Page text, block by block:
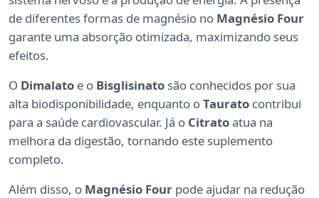
de diferentes formas de magnésio no Magnésio Four
garante uma absorção otimizada, maximizando seus
efeitos.
O Dimalato e o Bisglisinato são conhecidos por sua
alta biodisponibilidade, enquanto oTaurato contribui
para a saúde cardiovascular. Já o Citratoatua na
melhora da digestão, tornando este suplemento
completo.
Além disso, o Magnésio Four pode ajudar na redução